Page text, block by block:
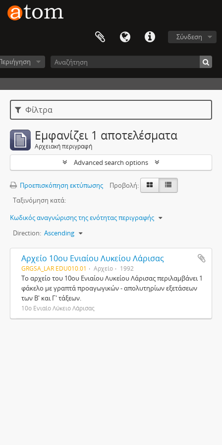
Σύνδεση
Φίλτρα
Εμφανίζει 1 αποτελέσματα
Αρχειακή περιγραφή
Advanced search options
Προεπισκόπηση εκτύπωσης
Προβολή:
Ταξινόμηση κατά:
Κωδικός αναγνώρισης της ενότητας περιγραφής
Direction: Ascending
Αρχείο 10ου Ενιαίου Λυκείου Λάρισας
GRGSA_LAR EDU010.01 Αρχείο 1992
Το αρχείο του 10ου Ενιαίου Λυκείου Λάρισας περιλαμβάνει 1
φάκελο με γραπτά προαγωγικών - απολυτηρίων εξετάσεων
των Β' και Γ' τάξεων.
10ο Ενιαίο Λύκειο Λάρισας